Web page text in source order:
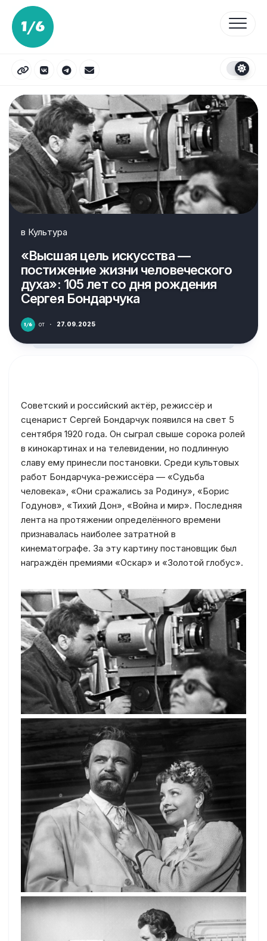
Перейти
содержанию
в Культура
«Высшая цель искусства —
постижение жизни человеческого
духа»: 105 лет со дня рождения
Сергея Бондарчука
от · 27.09.2025
Советский и российский актёр, режиссёр и
сценарист Сергей Бондарчук появился на свет 5
сентября 1920 года. Он сыграл свыше сорока ролей
в кинокартинах и на телевидении, но подлинную
славу ему принесли постановки. Среди культовых
работ Бондарчука-режиссёра — «Судьба
человека», «Они сражались за Родину», «Борис
Годунов», «Тихий Дон», «Война и мир». Последняя
лента на протяжении определённого времени
признавалась наиболее затратной в
кинематографе. За эту картину постановщик был
награждён премиями «Оскар» и «Золотой глобус».